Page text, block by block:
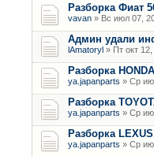
Разборка Фиат
vavan » Вс июл 07,
Админ удали
lAmatoryl » Пт окт
Разборка
ya.japanparts » Ср
Разборка
ya.japanparts » Ср
Разборка
ya.japanparts » Ср